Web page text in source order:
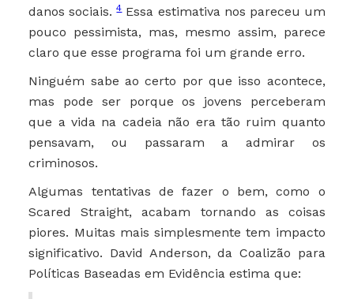
danos sociais.4Essa estimativa nos pareceu um
pouco pessimista, mas, mesmo assim, parece
claro que esse programa foi um grande erro.
Ninguém sabe ao certo por que isso acontece,
mas pode ser porque os jovens perceberam
que a vida na cadeia não era tão ruim quanto
pensavam, ou passaram a admirar os
criminosos.
Algumas tentativas de fazer o bem, como o
Scared Straight, acabam tornando as coisas
piores. Muitas mais simplesmente tem impacto
significativo. David Anderson, da Coalizão para
Políticas Baseadas em Evidência estima que: